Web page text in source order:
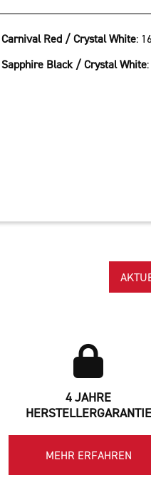
Carnival Red / Crystal White:
Sapphire Black / Crystal White:
4 JAHRE
HERSTELLERGARANTIE
MEHR ERFAHREN